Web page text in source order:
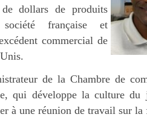
dollars de produits
française et
commercial de
de la Chambre de
qui développe la culture du
à une réunion de travail sur